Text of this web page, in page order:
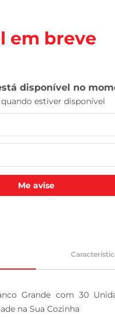
em breve
Me avise
Grande com 30
na Sua Cozinha